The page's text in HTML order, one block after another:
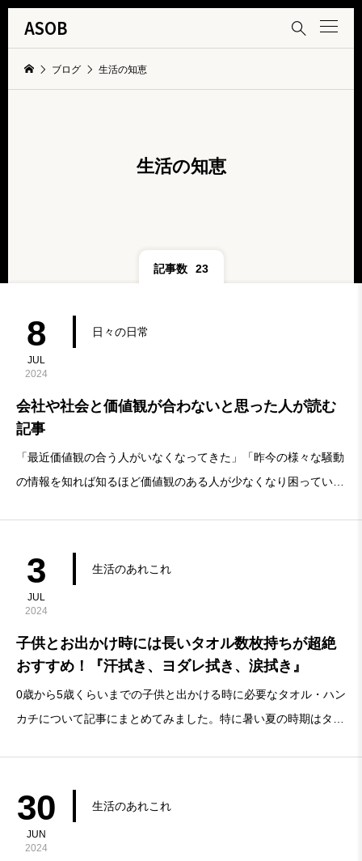
ASOB 
ブログ 生活の知恵
生活の知恵
記事数 23
8
JUL
2024
日々の日常
会社や社会と価値観が合わないと思った人が読む
記事
「最近価値観の合う人がいなくなってきた」「昨今の様々な騒動
の情報を知れば知るほど価値観のある人が少なくなり困ってい
の夢を見る」
3
JUL
2024
生活のあれこれ
子供とお出かけ時には長いタオル数枚持ちが超絶
おすすめ！『汗拭き、ヨダレ拭き、涙拭き』
0歳から5歳くらいまでの子供と出かける時に必要なタオル・ハン
カチについて記事にまとめてみました。特に暑い夏の時期はタオ
がおすすめです。今回の結論タオルで子供
30
JUN
2024
生活のあれこれ